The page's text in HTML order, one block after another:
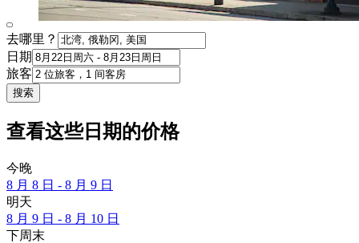
去哪里？
日期
旅客
搜索
查看这些日期的价格
今晚
8 月 8 日 - 8 月 9 日
明天
8 月 9 日 - 8 月 10 日
下周末